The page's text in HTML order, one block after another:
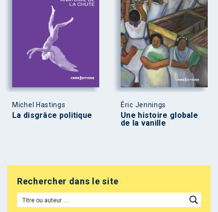
Michel Hastings
La disgrâce politique
Éric Jennings
Une histoire globale
de la vanille
Rechercher dans le site